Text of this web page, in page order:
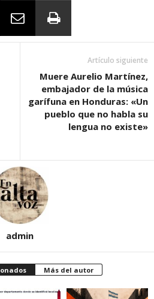
Artículo siguiente
Muere Aurelio Martínez,
embajador de la música
garífuna en Honduras: «Un
pueblo que no habla su
lengua no existe»
admin
Más del autor